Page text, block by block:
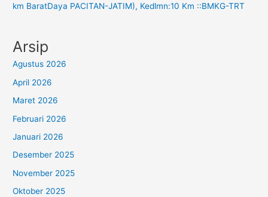
km BaratDaya PACITAN-JATIM), Kedlmn:10 Km ::BMKG-TRT
Arsip
Agustus 2026
April 2026
Maret 2026
Februari 2026
Januari 2026
Desember 2025
November 2025
Oktober 2025